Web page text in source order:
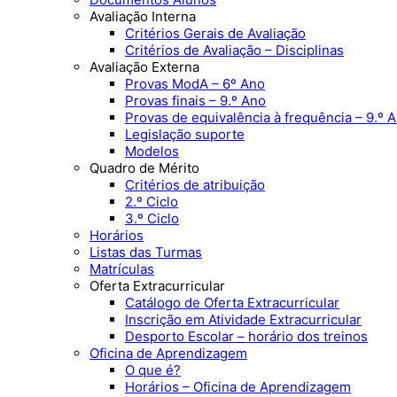
Avaliação Interna
Critérios Gerais de Avaliação
Critérios de Avaliação – Disciplinas
Avaliação Externa
Provas ModA – 6º Ano
Provas finais – 9.º Ano
Provas de equivalência à frequência – 9.º
Legislação suporte
Modelos
Quadro de Mérito
Critérios de atribuição
2.º Ciclo
3.º Ciclo
Horários
Listas das Turmas
Matrículas
Oferta Extracurricular
Catálogo de Oferta Extracurricular
Inscrição em Atividade Extracurricular
Desporto Escolar – horário dos treinos
Oficina de Aprendizagem
O que é?
Horários – Oficina de Aprendizagem